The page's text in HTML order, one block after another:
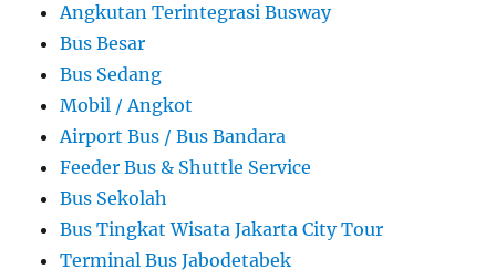
Angkutan Terintegrasi Busway
Bus Besar
Bus Sedang
Mobil / Angkot
Airport Bus / Bus Bandara
Feeder Bus & Shuttle Service
Bus Sekolah
Bus Tingkat Wisata Jakarta City Tour
Terminal Bus Jabodetabek